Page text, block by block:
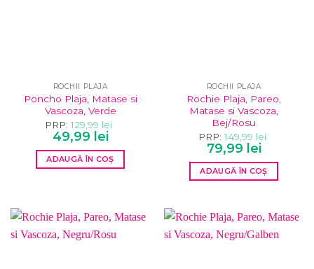
ROCHII PLAJA
Poncho Plaja, Matase si
Vascoza, Verde
PRP: 129,99 lei
Prețul
inițial
a
fost:
129,99 lei.
49,99 leiPrețul
curent
este:
49,99 lei.
ADAUGĂ ÎN COȘ
ROCHII PLAJA
Rochie Plaja, Pareo,
Matase si Vascoza,
Bej/Rosu
PRP: 149,99 lei
Prețul
inițial
a
fost:
149,99 lei.
79,99 leiPrețul
curent
este:
79,99 lei.
ADAUGĂ ÎN COȘ